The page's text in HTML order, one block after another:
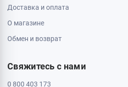
Доставка и оплата
О магазине
Обмен и возврат
Свяжитесь с нами
0 800 403 173